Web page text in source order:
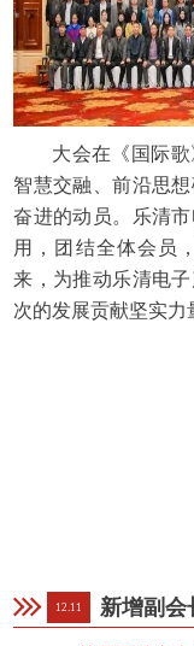
大会在《国际
智慧交融、前沿思
奋进的动员。乐清
用，团结全体会员
来，为推动乐清电
次的发展贡献坚实力
12.11 新增副会